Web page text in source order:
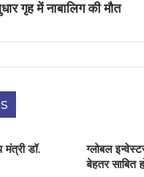
गृह में नाबालिग की मौत
डॉ.
ग्लोबल
बेहतर साबित